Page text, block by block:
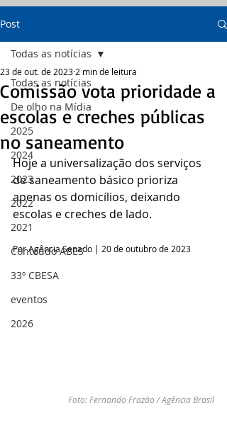
Post
Todas as notícias
De olho na Mídia
2025
2024
2023
2022
2021
Conteúdo ABES
33º CBESA
eventos
2026
Todas as notícias
Comissão vota prioridade a
escolas e creches públicas
no saneamento
23 de out. de 2023 2 min de leitura
Hoje a universalização dos serviços
de saneamento básico prioriza
apenas os domicílios, deixando
escolas e creches de lado.
Por Agência Senado | 20 de outubro de 2023
Foto: Fernando Frazão / Agência Brasil